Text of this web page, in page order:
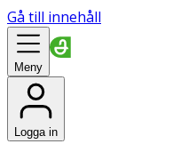
Gå till innehåll
Meny
Logga in